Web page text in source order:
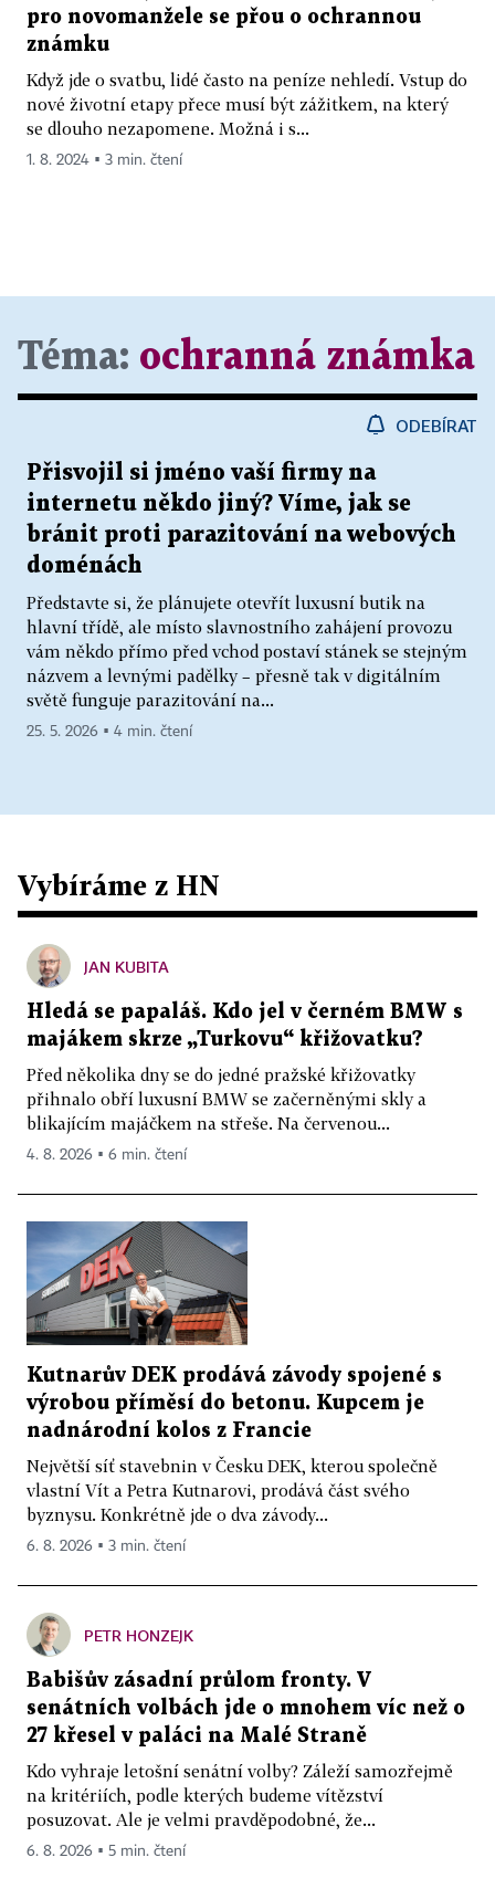
pro novomanžele se přou o ochrannou
známku
Když jde o svatbu, lidé často na peníze nehledí. Vstup do
nové životní etapy přece musí být zážitkem, na který
se dlouho nezapomene. Možná i s...
1. 8. 2024 ▪ 3 min. čtení
Téma: ochranná známka
ODEBÍRAT
Přisvojil si jméno vaší firmy na
internetu někdo jiný? Víme, jak se
bránit proti parazitování na webových
doménách
Představte si, že plánujete otevřít luxusní butik na
hlavní třídě, ale místo slavnostního zahájení provozu
vám někdo přímo před vchod postaví stánek se stejným
názvem a levnými padělky – přesně tak v digitálním
světě funguje parazitování na...
25. 5. 2026 ▪ 4 min. čtení
Vybíráme z HN
JAN KUBITA
Hledá se papaláš. Kdo jel v černém BMW s
majákem skrze „Turkovu“ křižovatku?
Před několika dny se do jedné pražské křižovatky
přihnalo obří luxusní BMW se začerněnými skly a
blikajícím majáčkem na střeše. Na červenou...
4. 8. 2026 ▪ 6 min. čtení
Kutnarův DEK prodává závody spojené s
výrobou příměsí do betonu. Kupcem je
nadnárodní kolos z Francie
Největší síť stavebnin v Česku DEK, kterou společně
vlastní Vít a Petra Kutnarovi, prodává část svého
byznysu. Konkrétně jde o dva závody...
6. 8. 2026 ▪ 3 min. čtení
PETR HONZEJK
Babišův zásadní průlom fronty. V
senátních volbách jde o mnohem víc než o
27 křesel v paláci na Malé Straně
Kdo vyhraje letošní senátní volby? Záleží samozřejmě
na kritériích, podle kterých budeme vítězství
posuzovat. Ale je velmi pravděpodobné, že...
6. 8. 2026 ▪ 5 min. čtení